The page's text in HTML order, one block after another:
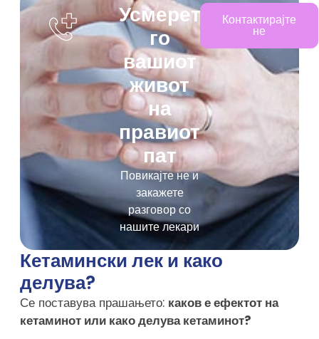
Усмерете
го
вашиот
живот
на
правиот
пат
Повикајте не и
закажете
разговор со
нашите лекари
Контактирајте
не
Кетамински лек и како
делува?
Се поставува прашањето: каков е ефектот на
кетаминот или како делува кетаминот?